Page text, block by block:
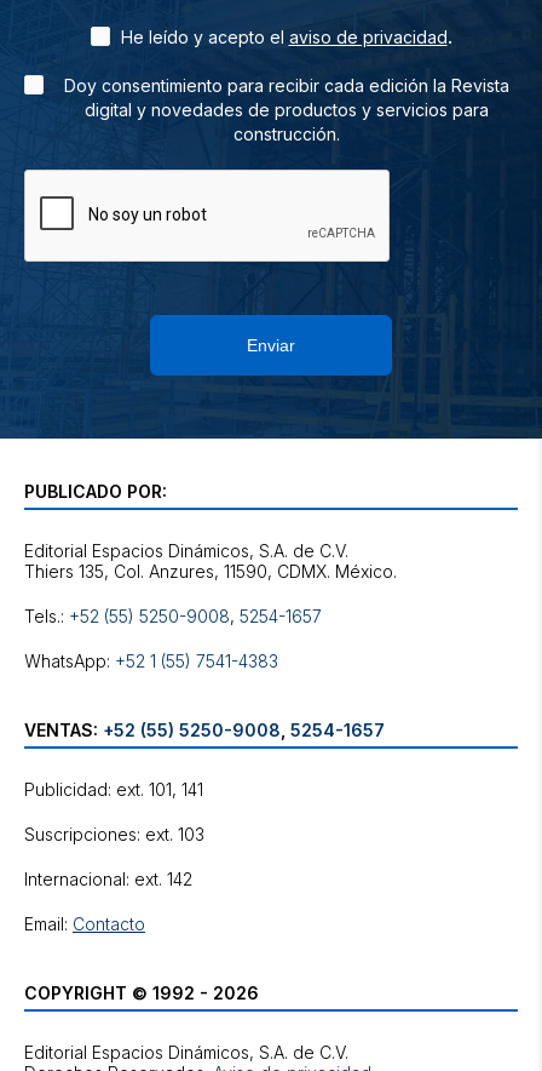
He leído y acepto el aviso de privacidad.
Doy consentimiento para recibir cada edición la Revista
digital y novedades de productos y servicios para
construcción.
Enviar
PUBLICADO POR:
Editorial Espacios Dinámicos, S.A. de C.V.
Tels.: +52 (55) 5250-9008, 5254-1657
WhatsApp: +52 1 (55) 7541-4383
VENTAS: +52 (55) 5250-9008 5254-1657
Publicidad: ext. 101, 141
Suscripciones: ext. 103
Internacional: ext. 142
Email: Contacto
COPYRIGHT © 1992 - 2026
Editorial Espacios Dinámicos, S.A. de C.V.